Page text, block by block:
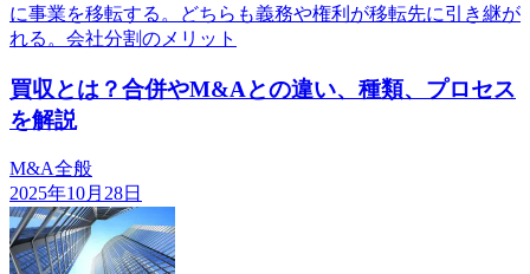
に事業を移転する。どちらも義務や権利が移転先に引き継が
れる。会社分割のメリット
買収とは？合併やM&Aとの違い、種類、プロセス
を解説
M&A全般
2025年10月28日